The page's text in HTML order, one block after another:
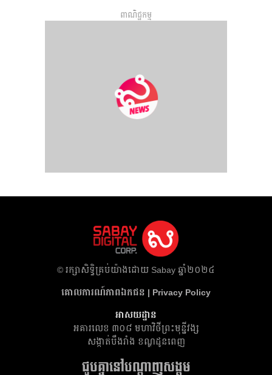
ពាណិជ្ជកម្ម
​© រក្សា​សិទ្ធិ​គ្រប់​យ៉ាង​ដោយ​ Sabay ឆ្នាំ​២០២៤
គោលការណ៍​ភាព​ឯកជន | Privacy Policy
អាសយដ្ឋាន
អគារ​លេខ ៣០៨ មហាវិថីព្រះមុន្នីវង្ស
សង្កាត់បឹងរាំង ខណ្ឌដូនពេញ
ជួបគ្នានៅបណ្តាញសង្គម